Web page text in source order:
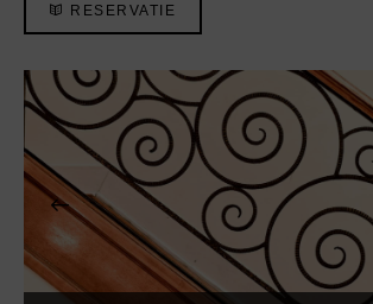
RESERVATIE